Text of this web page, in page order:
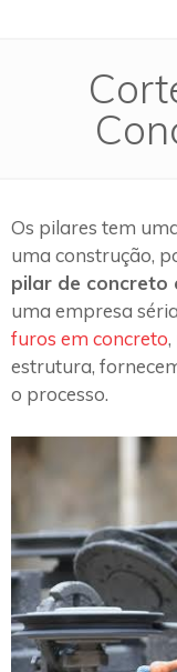
Os pilares tem
uma construção,
pilar de concreto
uma empresa
furos em concreto
estrutura,
o processo.